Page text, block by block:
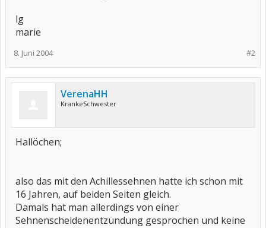
lg
marie
#2
8. Juni 2004
VerenaHH
KrankeSchwester
Hallöchen;
also das mit den Achillessehnen hatte ich schon mit
16 Jahren, auf beiden Seiten gleich.
Damals hat man allerdings von einer
Sehnenscheidenentzündung gesprochen und keine